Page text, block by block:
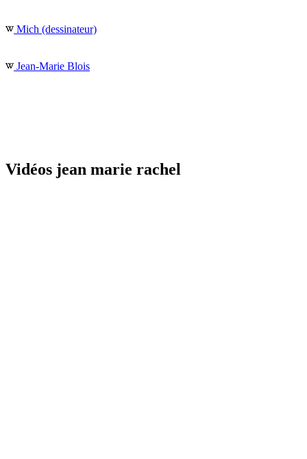
Mich (dessinateur)
Jean-Marie Blois
Vidéos jean marie rachel